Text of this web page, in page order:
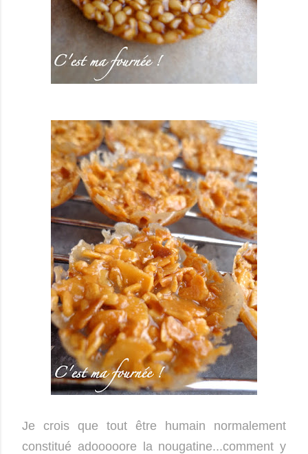
Je crois que tout être humain normalement
constitué adooooore la nougatine...comment y